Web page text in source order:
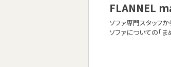
FLANNEL
ソファ専門スタッフか
ソファについての「ま